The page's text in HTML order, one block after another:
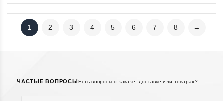
1 2 3 4 5 6 7 8 →
ЧАСТЫЕ ВОПРОСЫ Есть вопросы о заказе, доставке или товарах?